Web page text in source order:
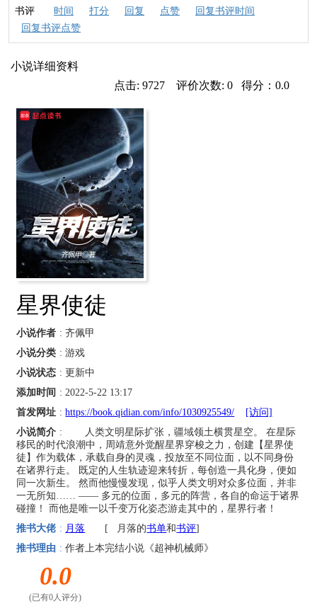
书评 时间 打分 回复 点赞
回复书评时间
回复书评点赞
小说详细资料
点击: 9727 评价次数: 0 得分：0.0
星界使徒
小说作者 : 齐佩甲
小说分类 : 游戏
小说状态 : 更新中
添加时间 : 2022-5-22 13:17
首发网址 :https://book.qidian.com/info/1030925549/
[访问]
小说简介 : 人类文明星际扩张，疆域领土横贯星空。 在星际
移民的时代浪潮中，周靖意外觉醒星界穿梭之力，创建【星界使
徒】作为载体，承载自身的灵魂，投放至不同位面，以不同身份
在诸界行走。 既定的人生轨迹迎来转折，每创造一具化身，便如
同一次新生。 然而他慢慢发现，似乎人类文明对众多位面，并非
一无所知…… —— 多元的位面，多元的阵营，各自的命运于诸界
碰撞！ 而他是唯一以千变万化姿态游走其中的，星界行者！
推书大佬 : 月落 [ 月落的书单和书评]
推书理由 : 作者上本完结小说《超神机械师》
0.0
(已有0人评分)